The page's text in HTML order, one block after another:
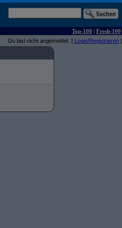
Top-100 | Fresh-100
Du bist nicht angemeldet. [ Login/Registrieren ]